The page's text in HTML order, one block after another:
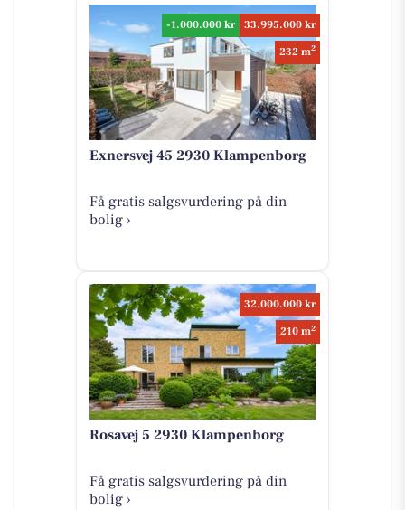
-1.000.000 kr
33.995.000 kr
232 m2
Exnersvej 45 2930 Klampenborg
Få gratis salgsvurdering på din
bolig ›
32.000.000 kr
210 m2
Rosavej 5 2930 Klampenborg
Få gratis salgsvurdering på din
bolig ›